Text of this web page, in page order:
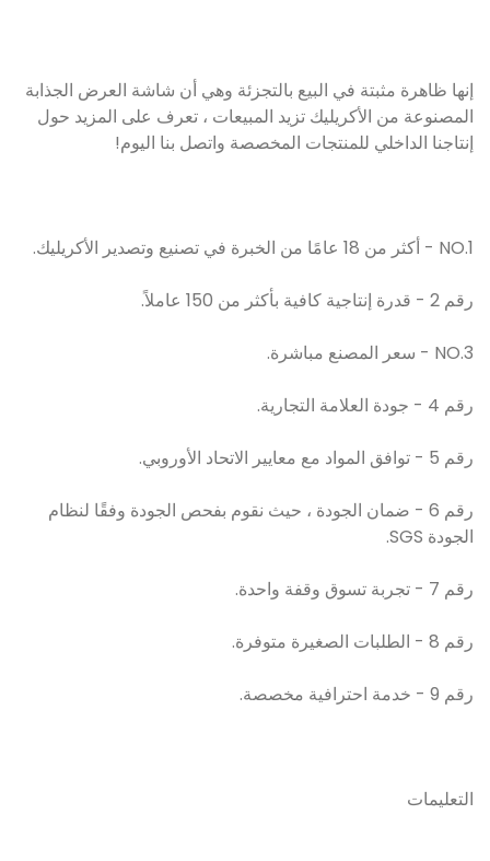
إنها ظاهرة مثبتة في البيع بالتجزئة وهي أن شاشة العرض الجذابة
المصنوعة من الأكريليك تزيد المبيعات ، تعرف على المزيد حول
إنتاجنا الداخلي للمنتجات المخصصة واتصل بنا اليوم!
NO.1 - أكثر من 18 عامًا من الخبرة في تصنيع وتصدير الأكريليك.
رقم 2 - قدرة إنتاجية كافية بأكثر من 150 عاملاً.
NO.3 - سعر المصنع مباشرة.
رقم 4 - جودة العلامة التجارية.
رقم 5 - توافق المواد مع معايير الاتحاد الأوروبي.
رقم 6 - ضمان الجودة ، حيث نقوم بفحص الجودة وفقًا لنظام
الجودة SGS.
رقم 7 - تجربة تسوق وقفة واحدة.
رقم 8 - الطلبات الصغيرة متوفرة.
رقم 9 - خدمة احترافية مخصصة.
التعليمات